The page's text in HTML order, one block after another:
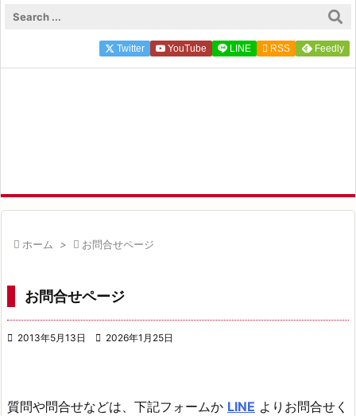



Twitter YouTube LINE  RSS Feedly
 ホーム >  お問合せページ
お問合せページ
 2013年5月13日  2026年1月25日
質問や問合せなどは、下記フォームか LINE よりお問合せく